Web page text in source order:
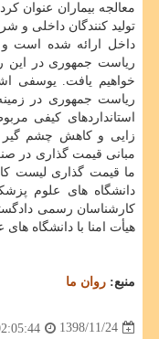
معالجه بیماران عنوان
تولید كنندگان داخلی و
داخل ارائه شده است و
ریاست جمهوری در این
خواهیم یافت. یوسفی
ریاست جمهوری در
استانداردهای كیفی
زایی و كاهش چشم گیر
مبانی قیمت گذاری در
ما قیمت گذاری لیست
دانشگاه های علوم
كارشناسان رسمی
هیأت امنا با دانشگاه
منبع: روان ما
1398/11/24